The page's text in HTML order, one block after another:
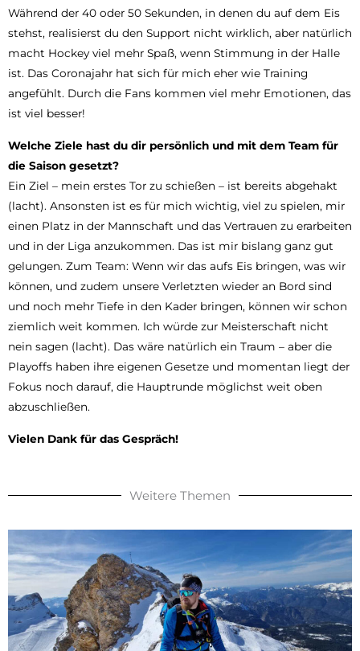
Während der 40 oder 50 Sekunden, in denen du auf dem Eis
stehst, realisierst du den Support nicht wirklich, aber natürlich
macht Hockey viel mehr Spaß, wenn Stimmung in der Halle
ist. Das Coronajahr hat sich für mich eher wie Training
angefühlt. Durch die Fans kommen viel mehr Emotionen, das
ist viel besser!
Welche Ziele hast du dir persönlich und mit dem Team für
die Saison gesetzt?
Ein Ziel – mein erstes Tor zu schießen – ist bereits abgehakt
(lacht). Ansonsten ist es für mich wichtig, viel zu spielen, mir
einen Platz in der Mannschaft und das Vertrauen zu erarbeiten
und in der Liga anzukommen. Das ist mir bislang ganz gut
gelungen. Zum Team: Wenn wir das aufs Eis bringen, was wir
können, und zudem unsere Verletzten wieder an Bord sind
und noch mehr Tiefe in den Kader bringen, können wir schon
ziemlich weit kommen. Ich würde zur Meisterschaft nicht
nein sagen (lacht). Das wäre natürlich ein Traum – aber die
Playoffs haben ihre eigenen Gesetze und momentan liegt der
Fokus noch darauf, die Hauptrunde möglichst weit oben
abzuschließen.
Vielen Dank für das Gespräch!
Weitere Themen